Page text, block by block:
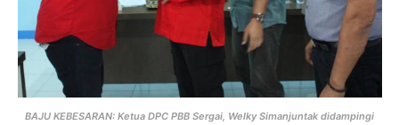
BAJU KEBESARAN: Ketua DPC PBB Sergai, Welky Simanjuntak didampingi